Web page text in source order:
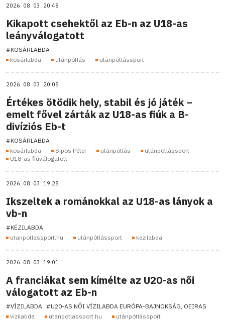
2026. 08. 03. 20:48
Kikapott csehektől az Eb-n az U18-as
leányválogatott
#KOSÁRLABDA
kosárlabda
utánpótlás utánpótlássport
2026. 08. 03. 20:05
Értékes ötödik hely, stabil és jó játék –
emelt fővel zárták az U18-as fiúk a B-
divíziós Eb-t
#KOSÁRLABDA
kosárlabda
Sipos Péter utánpótlás
utánpótlássport
U18-as fiúválogatott
2026. 08. 03. 19:28
Ikszeltek a románokkal az U18-as lányok a
vb-n
#KÉZILABDA
utanpotlassport.hu
utánpótlássport kezilabda
2026. 08. 03. 19:01
A franciákat sem kímélte az U20-as női
válogatott az Eb-n
#VÍZILABDA #U20-AS NŐI VÍZILABDA EURÓPA-BAJNOKSÁG, OEIRAS
vízilabda
utanpotlassport.hu utánpótlássport